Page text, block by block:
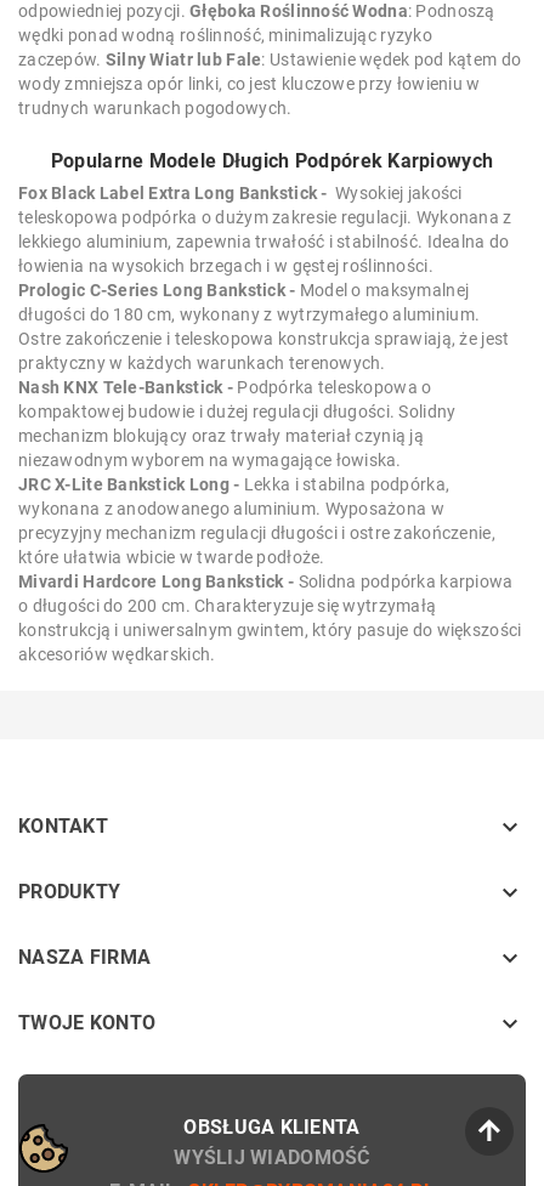
odpowiedniej pozycji.Głęboka Roślinność Wodna: Podnoszą
wędki ponad wodną roślinność, minimalizując ryzyko
zaczepów. Silny Wiatr lub Fale: Ustawienie wędek pod kątem do
wody zmniejsza opór linki, co jest kluczowe przy łowieniu w
trudnych warunkach pogodowych.
Popularne Modele Długich Podpórek Karpiowych
Fox Black Label Extra Long Bankstick -Wysokiej jakości
teleskopowa podpórka o dużym zakresie regulacji. Wykonana z
lekkiego aluminium, zapewnia trwałość i stabilność. Idealna do
łowienia na wysokich brzegach i w gęstej roślinności.
Prologic C-Series Long Bankstick - Model o maksymalnej
długości do 180 cm, wykonany z wytrzymałego aluminium.
Ostre zakończenie i teleskopowa konstrukcja sprawiają, że jest
praktyczny w każdych warunkach terenowych.
Nash KNX Tele-Bankstick - Podpórka teleskopowa o
kompaktowej budowie i dużej regulacji długości. Solidny
mechanizm blokujący oraz trwały materiał czynią ją
niezawodnym wyborem na wymagające łowiska.
JRC X-Lite Bankstick Long - Lekka i stabilna podpórka,
wykonana z anodowanego aluminium. Wyposażona w
precyzyjny mechanizm regulacji długości i ostre zakończenie,
które ułatwia wbicie w twarde podłoże.
Mivardi Hardcore Long Bankstick - Solidna podpórka karpiowa
o długości do 200 cm. Charakteryzuje się wytrzymałą
konstrukcją i uniwersalnym gwintem, który pasuje do większości
akcesoriów wędkarskich.
KONTAKT 
PRODUKTY keyboard_arrow_down
NASZA FIRMA keyboard_arrow_down
TWOJE KONTO 
OBSŁUGA KLIENTA
WYŚLIJ WIADOMOŚĆ